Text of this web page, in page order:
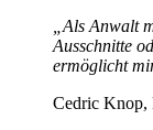
„Als Anwalt
Ausschnitte
ermöglicht
Cedric Knop,